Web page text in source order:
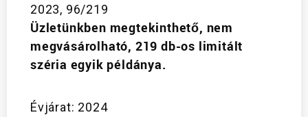
2023, 96/219
Üzletünkben megtekinthető, nem
megvásárolható, 219 db-os limitált
széria egyik példánya.
Évjárat: 2024